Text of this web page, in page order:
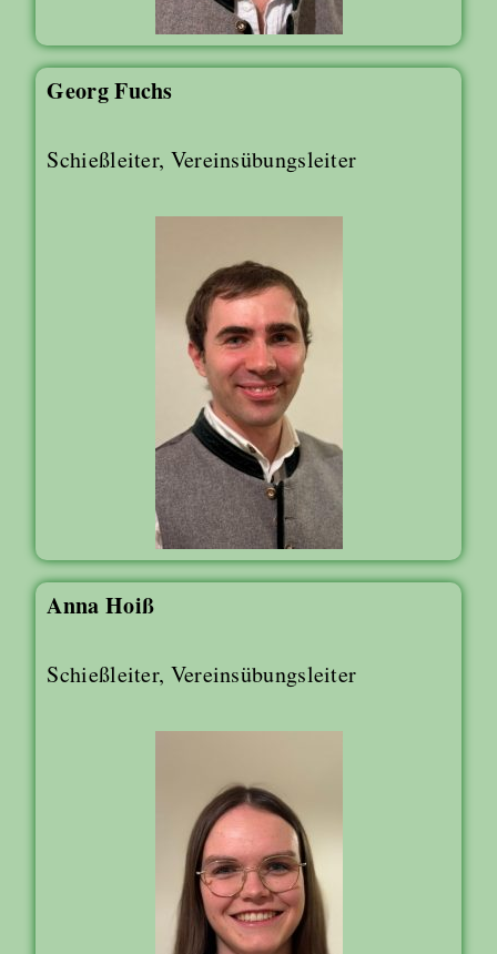
Georg Fuchs
Schießleiter, Vereinsübungsleiter
Anna Hoiß
Schießleiter, Vereinsübungsleiter